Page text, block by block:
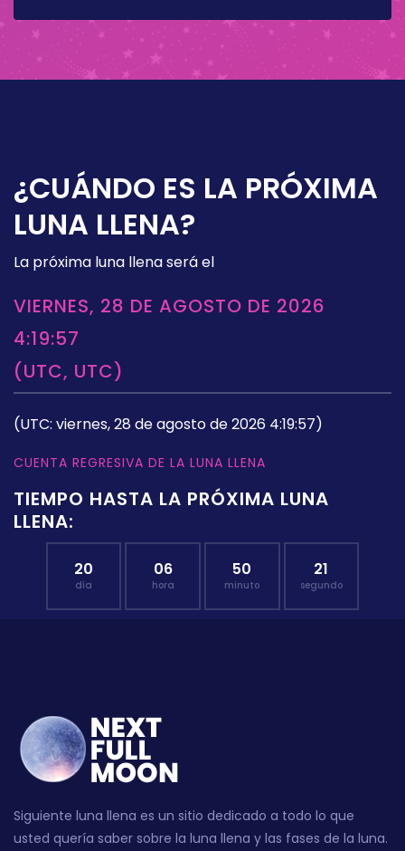
¿CUÁNDO ES LA PRÓXIMA
LUNA LLENA?
La próxima luna llena será el
VIERNES, 28 DE AGOSTO DE 2026
4:19:57
(UTC, UTC)
(UTC: viernes, 28 de agosto de 2026 4:19:57)
CUENTA REGRESIVA DE LA LUNA LLENA
TIEMPO HASTA LA PRÓXIMA LUNA
LLENA:
20
día
06
hora
50
minuto
20
segundo
Siguiente luna llena es un sitio dedicado a todo lo que
usted quería saber sobre la luna llena y las fases de la luna.